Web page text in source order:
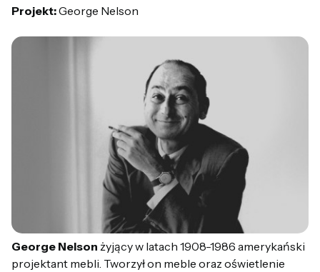
Projekt:George Nelson
George Nelson żyjący w latach 1908-1986 amerykański
projektant mebli. Tworzył on meble oraz oświetlenie